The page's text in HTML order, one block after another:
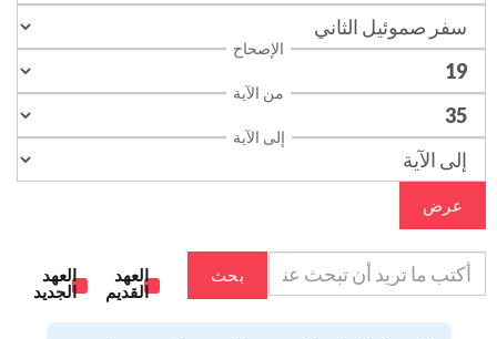
الإصحاح
من الآية
إلى الآية
عرض
بحث
العهد
القديم
العهد
الجديد